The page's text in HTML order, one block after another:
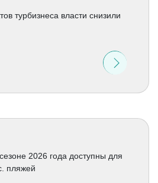
турбизнеса власти снизили
2026 года доступны для
пляжей